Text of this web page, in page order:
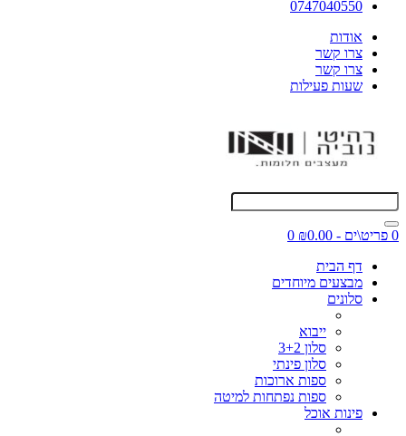
0747040550
אודות
צרו קשר
צרו קשר
שעות פעילות
0 פריט\ים - ₪0.00
0
דף הבית
מבצעים מיוחדים
סלונים
ייבוא
סלון 3+2
סלון פינתי
ספות ארוכות
ספות נפתחות למיטה
פינות אוכל